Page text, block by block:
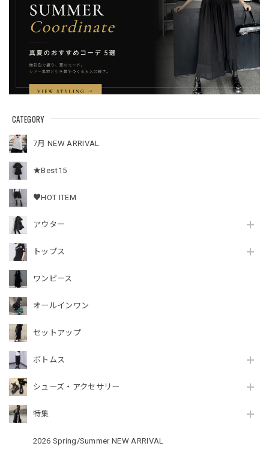
CATEGORY
7月 NEW ARRIVAL
★Best15
♥HOT ITEM
アウター
トップス
ワンピース
オールインワン
セットアップ
ボトムス
シューズ・アクセサリー
特集
2026 Spring/Summer NEW ARRIVAL